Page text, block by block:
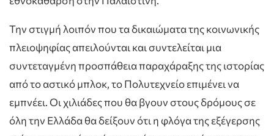
Την στιγμή λοιπόν που τα δικαιώματα της κοινωνικής
πλειοψηφίας απειλούνται και συντελείται μια
συντεταγμένη προσπάθεια παραχάραξης της ιστορίας
από το αστικό μπλοκ, το Πολυτεχνείο επιμένει να
εμπνέει. Οι χιλιάδες που θα βγουν στους δρόμους σε
όλη την Ελλάδα θα δείξουν ότι η φλόγα της εξέγερσης